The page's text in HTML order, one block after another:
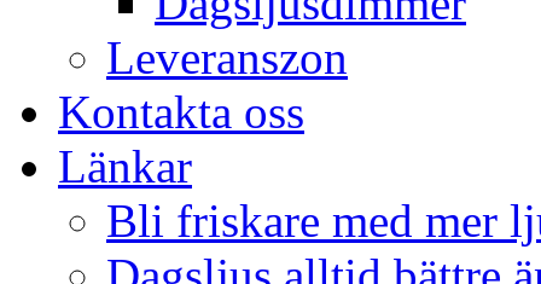
Leveranszon
Kontakta oss
Länkar
Bli friskare med mer